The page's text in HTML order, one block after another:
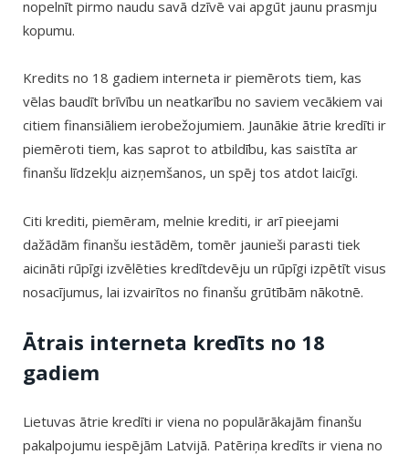
nopelnīt pirmo naudu savā dzīvē vai apgūt jaunu prasmju
kopumu.
Kredits no 18 gadiem interneta ir piemērots tiem, kas
vēlas baudīt brīvību un neatkarību no saviem vecākiem vai
citiem finansiāliem ierobežojumiem. Jaunākie ātrie kredīti ir
piemēroti tiem, kas saprot to atbildību, kas saistīta ar
finanšu līdzekļu aizņemšanos, un spēj tos atdot laicīgi.
Citi krediti, piemēram, melnie krediti, ir arī pieejami
dažādām finanšu iestādēm, tomēr jaunieši parasti tiek
aicināti rūpīgi izvēlēties kredītdevēju un rūpīgi izpētīt visus
nosacījumus, lai izvairītos no finanšu grūtībām nākotnē.
Ātrais interneta kredīts no 18
gadiem
Lietuvas ātrie kredīti ir viena no populārākajām finanšu
pakalpojumu iespējām Latvijā. Patēriņa kredīts ir viena no